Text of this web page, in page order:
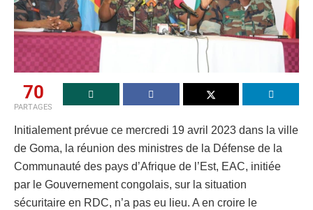
70
PARTAGES
Initialement prévue ce mercredi 19 avril 2023 dans la ville
de Goma, la réunion des ministres de la Défense de la
Communauté des pays d’Afrique de l’Est, EAC, initiée
par le Gouvernement congolais, sur la situation
sécuritaire en RDC, n’a pas eu lieu. A en croire le